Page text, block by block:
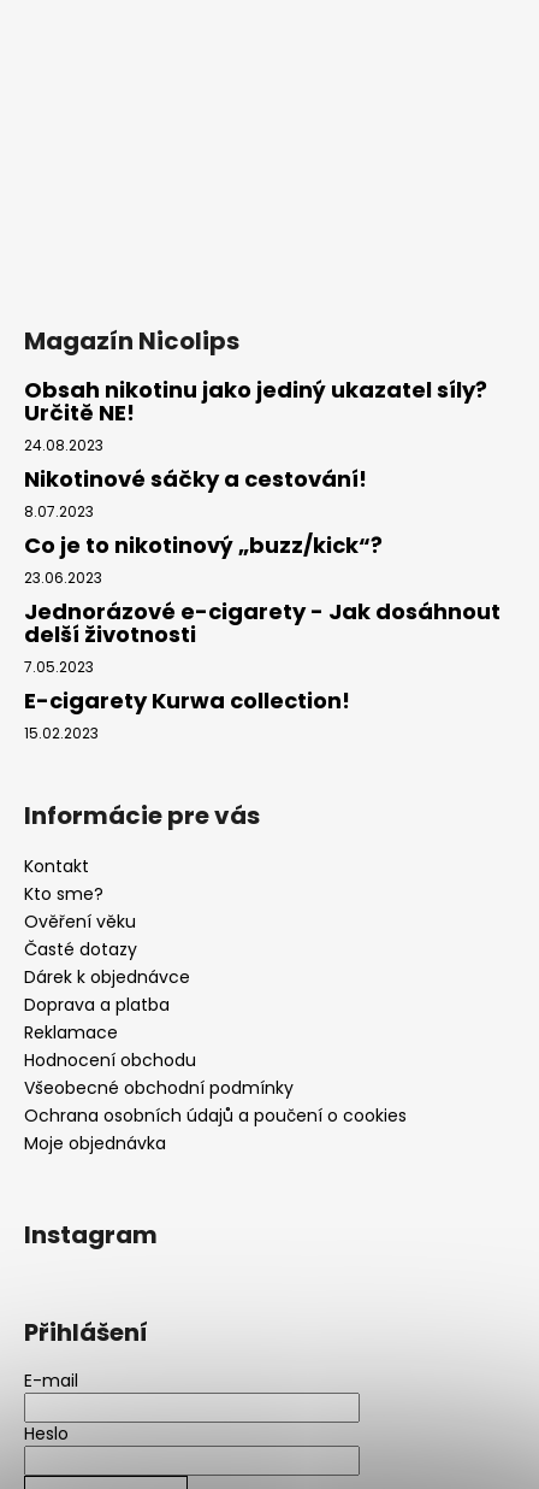
Magazín Nicolips
Obsah nikotinu jako jediný ukazatel síly?
Určitě NE!
24.08.2023
Nikotinové sáčky a cestování!
8.07.2023
Co je to nikotinový „buzz/kick“?
23.06.2023
Jednorázové e-cigarety - Jak dosáhnout
delší životnosti
7.05.2023
E-cigarety Kurwa collection!
15.02.2023
Informácie pre vás
Kontakt
Kto sme?
Ověření věku
Časté dotazy
Dárek k objednávce
Doprava a platba
Reklamace
Hodnocení obchodu
Všeobecné obchodní podmínky
Ochrana osobních údajů a poučení o cookies
Moje objednávka
Instagram
Přihlášení
E-mail
Heslo